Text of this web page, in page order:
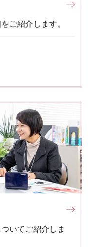
ご紹介します。
いてご紹介しま